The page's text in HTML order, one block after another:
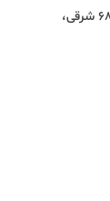
تهران، شیراز جنوبی، پایین‌تر از اتوبان همت، کوچه 68 شرقی،